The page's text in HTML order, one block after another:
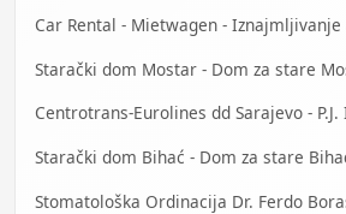
Stomatološka Ordinacija Dr. Ferdo